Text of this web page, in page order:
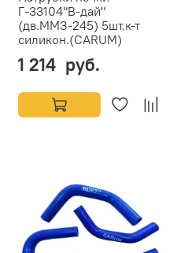
Г-33104"В-дай"
(дв.ММЗ-245) 5шт.к-т
силикон.(CARUM)
1 214 руб.